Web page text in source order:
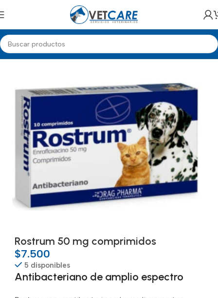
Inicio GATOS MEDICAMENTOS
Rostrum 50 mg comprimidos
$7.500
5 disponibles
Antibacteriano de amplio espectro